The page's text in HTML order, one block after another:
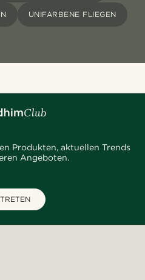
UNIFARBENE FLIEGEN
Produkten, aktuellen Trends
Angeboten.